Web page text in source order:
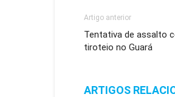
Artigo anterior
Tentativa de assalto
tiroteio no Guará
ARTIGOS